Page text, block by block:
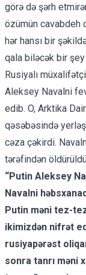
görə də şərh
özümün cavabdeh
hər hansı bir
qala biləcək bir
Rusiyalı
Aleksey Navalni
edib. O, Arktika
qəsəbəsində
cəza çəkirdi.
tərəfindən
“Putin Aleksey
Navalni
Putin məni tez-
ikimizdən nifrət
rusiyapərəst
sonra tanrı məni